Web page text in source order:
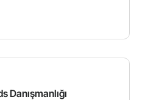
Danışmanlığı